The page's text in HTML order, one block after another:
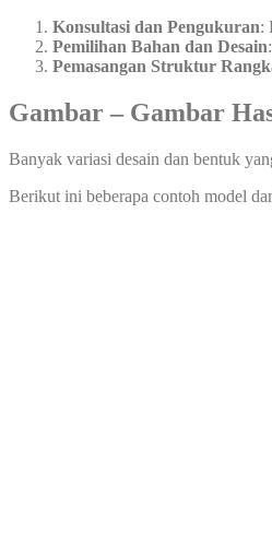
Konsultasi dan Pengukuran:
Pemilihan Bahan dan Desain
Pemasangan Struktur
Gambar – Gambar
Banyak variasi desain dan bentuk
Berikut ini beberapa contoh model